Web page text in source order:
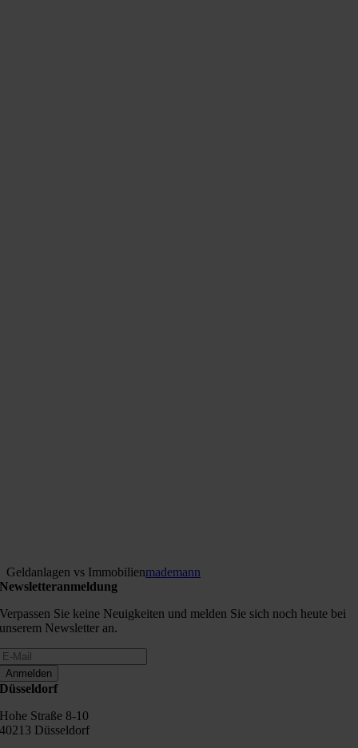
Geldanlagen vs Immobilienmademann
Newsletteranmeldung
Verpassen Sie keine Neuigkeiten und melden Sie sich noch heute bei
unserem Newsletter an.
Anmelden
Düsseldorf
Hohe Straße 8-10
40213 Düsseldorf